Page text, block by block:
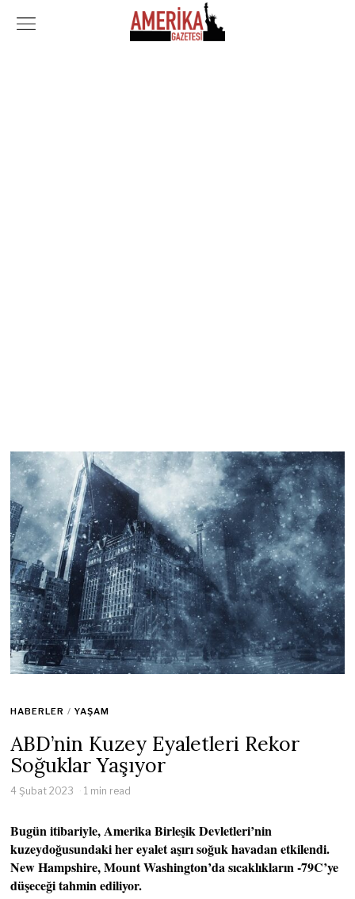
HABERLER / YAŞAM
ABD’nin Kuzey Eyaletleri Rekor
Soğuklar Yaşıyor
4 Şubat 2023 1 min read
Bugün itibariyle, Amerika Birleşik Devletleri’nin
kuzeydoğusundaki her eyalet aşırı soğuk havadan etkilendi.
New Hampshire, Mount Washington’da sıcaklıkların -79C’ye
düşeceği tahmin ediliyor.